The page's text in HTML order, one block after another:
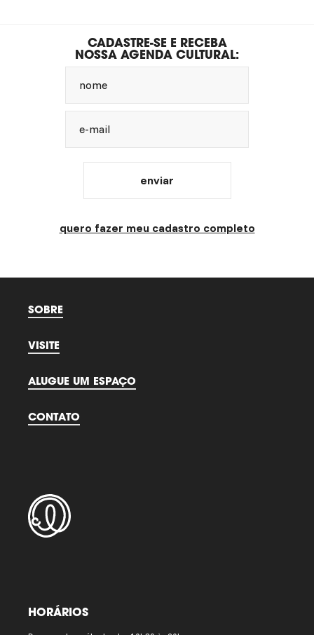
CADASTRE-SE E RECEBA
NOSSA AGENDA CULTURAL:
nome
e-mail
enviar
quero fazer meu cadastro completo
SOBRE
VISITE
ALUGUE UM ESPAÇO
CONTATO
HORÁRIOS